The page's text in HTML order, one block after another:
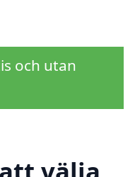
och utan